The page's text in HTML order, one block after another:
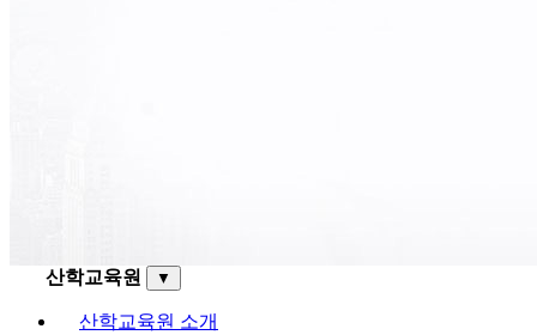
산학교육원 ▼
산학교육원 소개